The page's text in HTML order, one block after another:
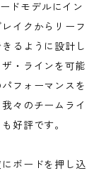
ドモデルにイン
イクからリーフ
るように設計し
・ラインを可能
フォーマンスを
々のチームライ
好評です。
ボードを押し込